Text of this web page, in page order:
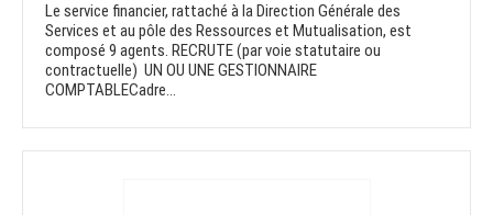
Le service financier, rattaché à la Direction Générale des
Services et au pôle des Ressources et Mutualisation, est
composé 9 agents. RECRUTE (par voie statutaire ou
contractuelle) UN OU UNE GESTIONNAIRE
COMPTABLECadre...